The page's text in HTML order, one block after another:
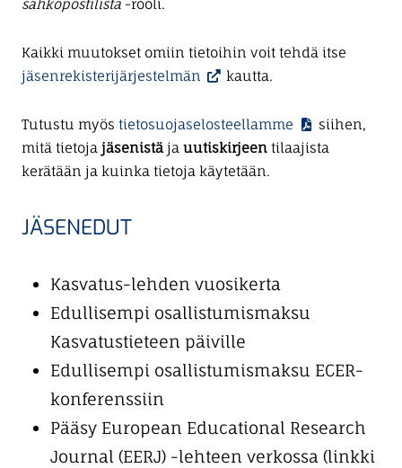
sähköpostilista -rooli.
Kaikki muutokset omiin tietoihin voit tehdä itse
jäsenrekisterijärjestelmän
kautta.
Tutustu myös tietosuojaselosteellamme
siihen,
mitä tietoja jäsenistäja uutiskirjeen tilaajista
kerätään ja kuinka tietoja käytetään.
JÄSENEDUT
Kasvatus-lehden vuosikerta
Edullisempi osallistumismaksu
Kasvatustieteen päiville
Edullisempi osallistumismaksu ECER-
konferenssiin
Pääsy European Educational Research
Journal (EERJ) -lehteen verkossa (linkki